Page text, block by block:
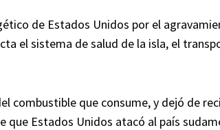
de Estados Unidos por el
el sistema de salud de la isla, el
combustible que consume, y dejó de
que Estados Unidos atacó al país